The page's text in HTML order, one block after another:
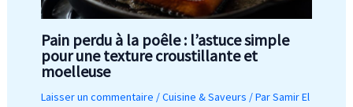
Pain perdu à la poêle : l’astuce simple
pour une texture croustillante et
moelleuse
Laisser un commentaire /Cuisine & Saveurs / ParSamir El